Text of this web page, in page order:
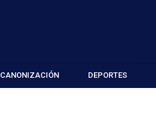
CANONIZACIÓN DEPORTES